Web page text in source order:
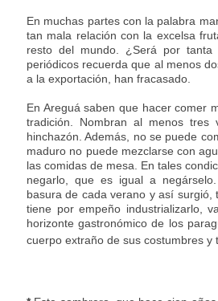
En muchas partes con la palabra
tan mala relación con la excelsa
resto del mundo. ¿Será por
periódicos recuerda que al menos
a la exportación, han fracasado.
En Areguá saben que hacer comer
tradición. Nombran al menos tres
hinchazón. Además, no se puede
maduro no puede mezclarse con
las comidas de mesa. En tales
negarlo, que es igual a
basura de cada verano y así
tiene por empeño industrializarlo,
horizonte gastronómico de los
cuerpo extraño de sus costumbres